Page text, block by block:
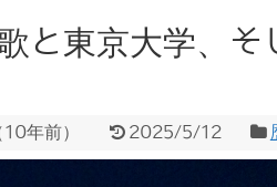
と東京大学、そ
10年前） 2025/5/12